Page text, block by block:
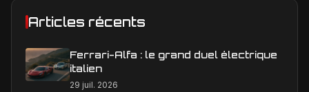
Articles récents
Ferrari-Alfa : le grand duel électrique
italien
29 juil. 2026